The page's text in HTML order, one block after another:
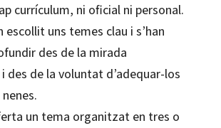
currículum, ni oficial ni personal.
escollit uns temes clau i s’han
des de la mirada
des de la voluntat d’adequar-los
un tema organitzat en tres o